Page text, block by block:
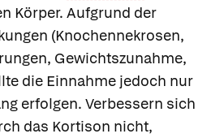
Körper. Aufgrund der
(Knochennekrosen,
Gewichtszunahme,
die Einnahme jedoch nur
erfolgen. Verbessern sich
das Kortison nicht,